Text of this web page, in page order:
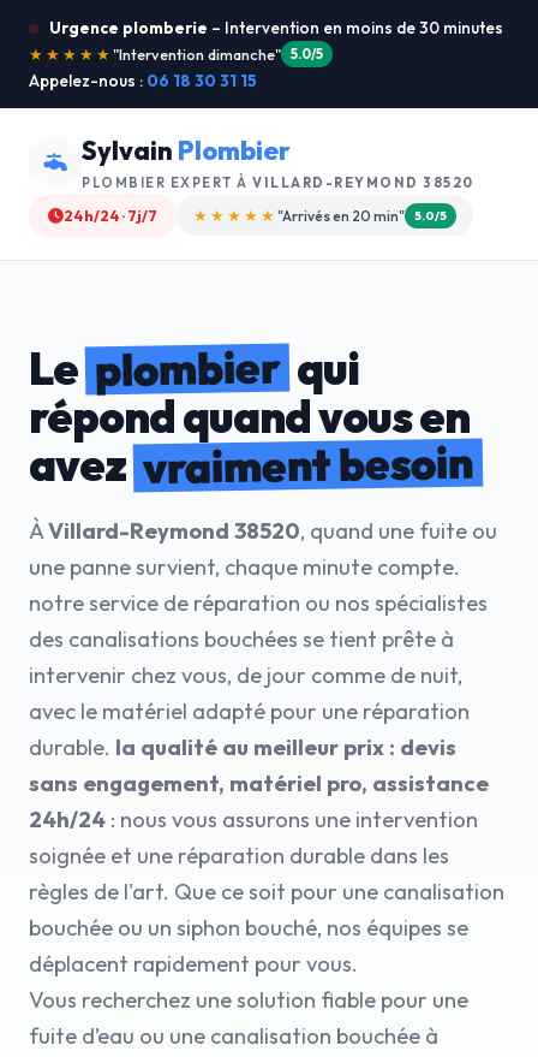
Urgence plomberie – Intervention en moins de 30 minutes
★★★★★"Je recommande !" 4.9/5
Appelez-nous : 06 18 30 31 15
Sylvain Plombier
PLOMBIER EXPERT À VILLARD-REYMOND 38520
24h/24 · 7j/7 ★★★★☆ "Devis gratuit" 4.8/5
Leplombierqui
répond quand vous en
avezvraiment besoin
ÀVillard-Reymond 38520, quand une fuite ou
une panne survient, chaque minute compte.
notre service de réparation ou nos spécialistes
des canalisations bouchées se tient prête à
intervenir chez vous, de jour comme de nuit,
avec le matériel adapté pour une réparation
durable. la qualité au meilleur prix : devis
sans engagement, matériel pro, assistance
24h/24 : nous vous assurons une intervention
soignée et une réparation durable dans les
règles de l'art. Que ce soit pour une canalisation
bouchée ou un siphon bouché, nos équipes se
déplacent rapidement pour vous.
Vous recherchez une solution fiable pour une
fuite d’eau ou une canalisation bouchée à